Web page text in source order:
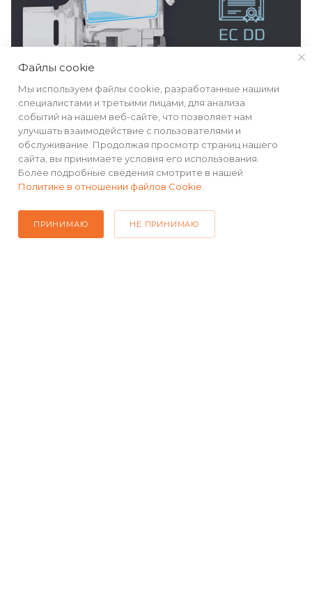
КАТАЛОГ
РЕКВИЗИТЫ
ПОМОЩЬ
Файлы cookie
Мы используем файлы cookie, разработанные нашими
специалистами и третьими лицами, для анализа
событий на нашем веб-сайте, что позволяет нам
улучшать взаимодействие с пользователями и
обслуживание. Продолжая просмотр страниц нашего
сайта, вы принимаете условия его использования.
Более подробные сведения смотрите в нашей
Политике в отношении файлов Cookie
ПРИНИМАЮ НЕ ПРИНИМАЮ